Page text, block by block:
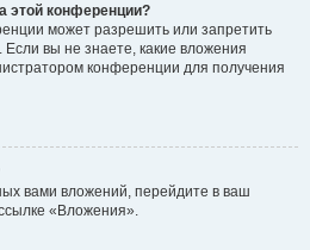
этой конференции?
может разрешить или запретить
вы не знаете, какие вложения
конференции для получения
вами вложений, перейдите в ваш
«Вложения».